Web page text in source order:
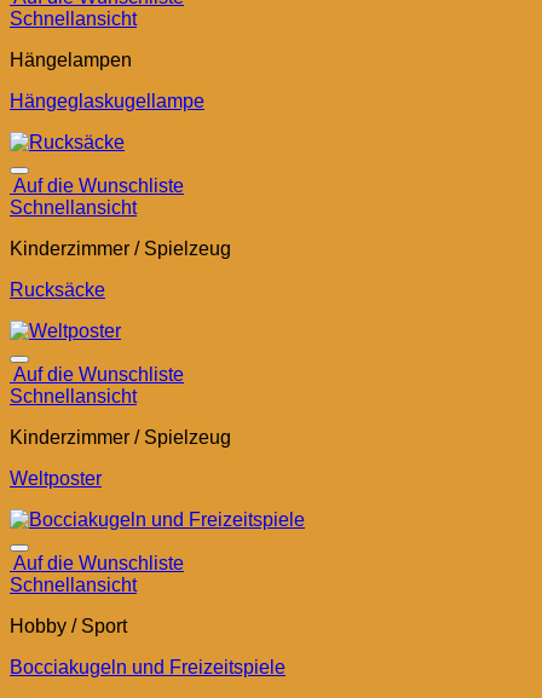
Schnellansicht
Hängelampen
Hängeglaskugellampe
Auf die Wunschliste
Schnellansicht
Kinderzimmer / Spielzeug
Rucksäcke
Auf die Wunschliste
Schnellansicht
Kinderzimmer / Spielzeug
Weltposter
Auf die Wunschliste
Schnellansicht
Hobby / Sport
Bocciakugeln und Freizeitspiele